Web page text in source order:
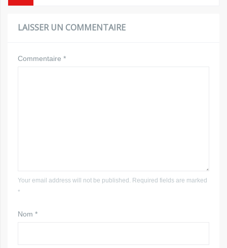
LAISSER UN COMMENTAIRE
Commentaire *
Your email address will not be published. Required fields are marked
*
Nom *